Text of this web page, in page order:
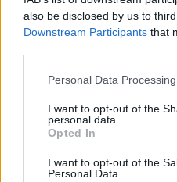
also be disclosed by us to
Downstream Participants that
Personal Data
I want to opt-out of the
personal data.
Opted In
I want to opt-out of the
Personal Data.
atėmimo bausmė gali